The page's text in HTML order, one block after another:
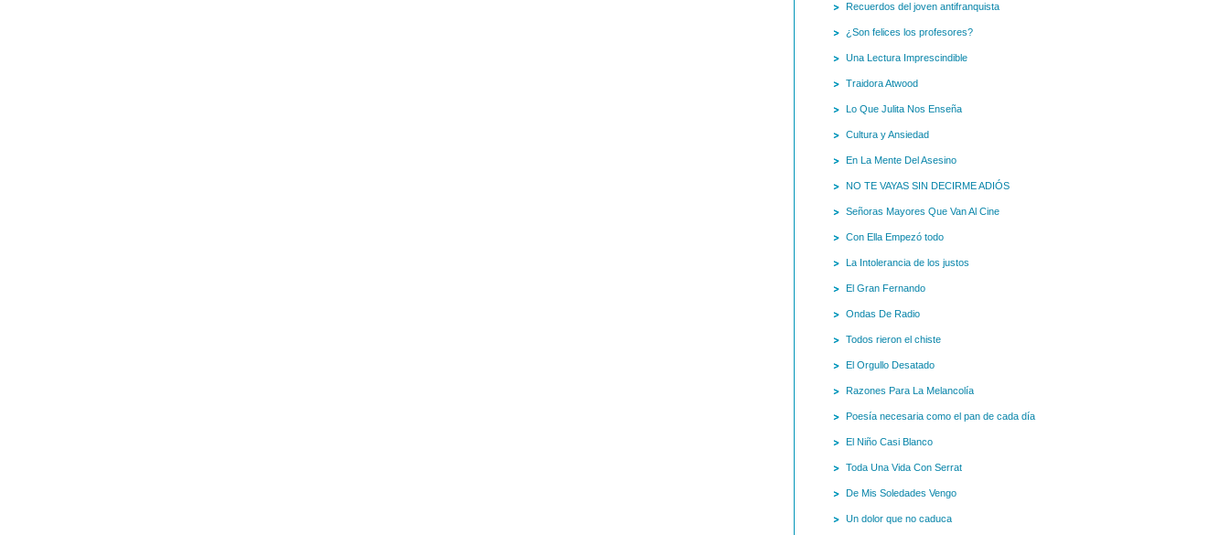
Recuerdos del joven antifranquista
¿Son felices los profesores?
Una Lectura Imprescindible
Traidora Atwood
Lo Que Julita Nos Enseña
Cultura y Ansiedad
En La Mente Del Asesino
NO TE VAYAS SIN DECIRME ADIÓS
Señoras Mayores Que Van Al Cine
Con Ella Empezó todo
La Intolerancia de los justos
El Gran Fernando
Ondas De Radio
Todos rieron el chiste
El Orgullo Desatado
Razones Para La Melancolía
Poesía necesaria como el pan de cada día
El Niño Casi Blanco
Toda Una Vida Con Serrat
De Mis Soledades Vengo
Un dolor que no caduca